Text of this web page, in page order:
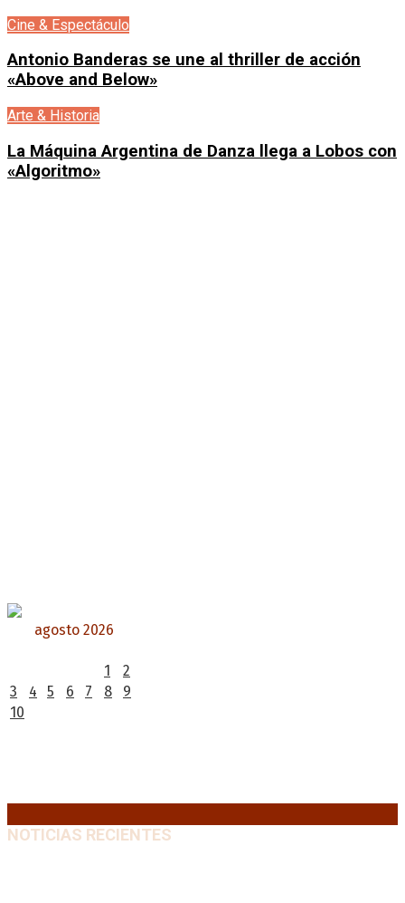
Cine & Espectáculo
Antonio Banderas se une al thriller de acción
«Above and Below»
Arte & Historia
La Máquina Argentina de Danza llega a Lobos con
«Algoritmo»
agosto 2026
1
2
3
4 5 6 7 8
9
10
NOTICIAS RECIENTES